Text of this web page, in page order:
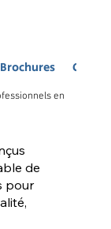
Brochures
de
pour
en